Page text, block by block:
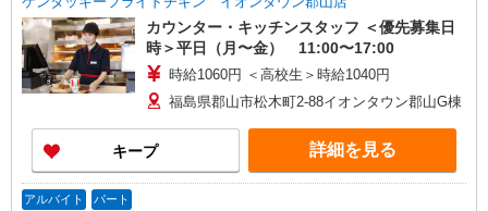
カウンター・キッチンスタッフ ＜優先募集日
時＞平日（月〜金） 11:00〜17:00
時給1060円 ＜高校生＞時給1040円
福島県郡山市松木町2-88イオンタウン郡山G棟
キープ 詳細を見る
アルバイト パート